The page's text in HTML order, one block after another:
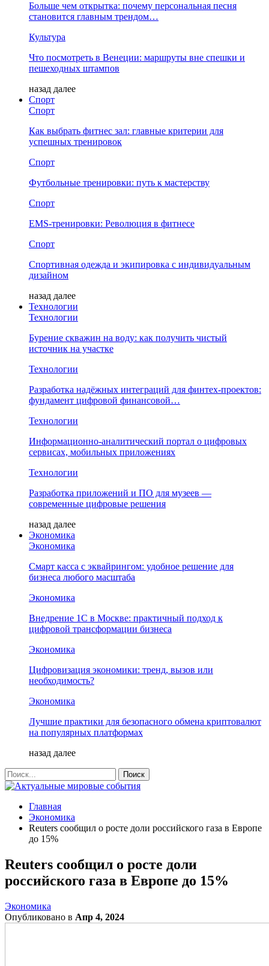
Больше чем открытка: почему персональная песня
становится главным трендом…
Культура
Что посмотреть в Венеции: маршруты вне спешки и
пешеходных штампов
назад далее
Спорт
Спорт
Как выбрать фитнес зал: главные критерии для
успешных тренировок
Спорт
Футбольные тренировки: путь к мастерству
Спорт
EMS-тренировки: Революция в фитнесе
Спорт
Спортивная одежда и экипировка с индивидуальным
дизайном
назад далее
Технологии
Технологии
Бурение скважин на воду: как получить чистый
источник на участке
Технологии
Разработка надёжных интеграций для финтех-проектов:
фундамент цифровой финансовой…
Технологии
Информационно-аналитический портал о цифровых
сервисах, мобильных приложениях
Технологии
Разработка приложений и ПО для музеев —
современные цифровые решения
назад далее
Экономика
Экономика
Смарт касса с эквайрингом: удобное решение для
бизнеса любого масштаба
Экономика
Внедрение 1С в Москве: практичный подход к
цифровой трансформации бизнеса
Экономика
Цифровизация экономики: тренд, вызов или
необходимость?
Экономика
Лучшие практики для безопасного обмена криптовалют
на популярных платформах
назад далее
Главная
Экономика
Reuters сообщил о росте доли российского газа в Европе
до 15%
Reuters сообщил о росте доли
российского газа в Европе до 15%
Экономика
Опубликовано в Апр 4, 2024